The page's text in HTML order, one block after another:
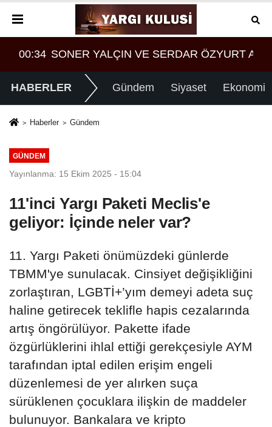
ARASINDA YEMEK MASASI MI PR ANLAŞMASI
08:28 Tasarruf finansman şirketlerine sınırlama
HABERLER Gündem Siyaset Ekonomi
Haberler Gündem
GÜNDEM
Yayınlanma: 15 Ekim 2025 - 15:04
11'inci Yargı Paketi Meclis'e
geliyor: İçinde neler var?
11. Yargı Paketi önümüzdeki günlerde
TBMM'ye sunulacak. Cinsiyet değişikliğini
zorlaştıran, LGBTİ+’yım demeyi adeta suç
haline getirecek teklifle hapis cezalarında
artış öngörülüyor. Pakette ifade
özgürlüklerini ihlal ettiği gerekçesiyle AYM
tarafından iptal edilen erişim engeli
düzenlemesi de yer alırken suça
sürüklenen çocuklara ilişkin de maddeler
bulunuyor. Bankalara ve kripto